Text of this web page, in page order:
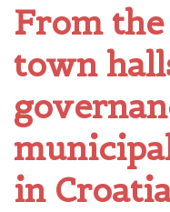
From
town
in